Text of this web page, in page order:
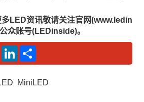
LED资讯敬请关注官网(www.ledin
众账号(LEDinside)。
S
n
W
L
n
e
MiniLED